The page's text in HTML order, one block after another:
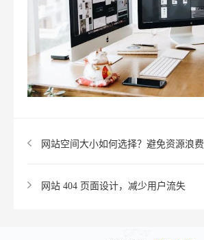
网站空间大小如何选择？避免资源浪费​
网站 404 页面设计，减少用户流失​